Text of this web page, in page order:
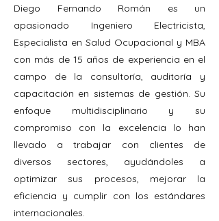
Diego Fernando Román es un
apasionado Ingeniero Electricista,
Especialista en Salud Ocupacional y MBA
con más de 15 años de experiencia en el
campo de la consultoría, auditoría y
capacitación en sistemas de gestión. Su
enfoque multidisciplinario y su
compromiso con la excelencia lo han
llevado a trabajar con clientes de
diversos sectores, ayudándoles a
optimizar sus procesos, mejorar la
eficiencia y cumplir con los estándares
internacionales.